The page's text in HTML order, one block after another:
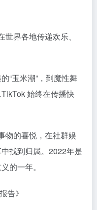
界各地传递欢乐、
“玉米潮”，到魔性舞
始终在传播快
物的喜悦，在社群娱
找到归属。2022年是
的一年。